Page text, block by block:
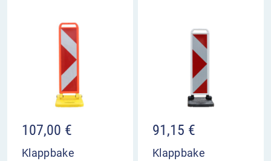
107,00 €
Klappbake
91,15 €
Klappbake